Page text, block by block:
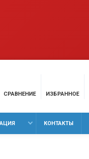
СРАВНЕНИЕ ИЗБРАННОЕ
КОНТАКТЫ